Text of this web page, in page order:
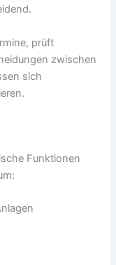
prüft
zwischen
sich
Funktionen